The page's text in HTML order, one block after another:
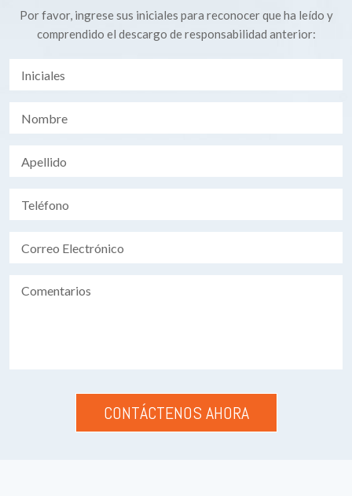
Por favor, ingrese sus iniciales para reconocer que ha leído y
comprendido el descargo de responsabilidad anterior: